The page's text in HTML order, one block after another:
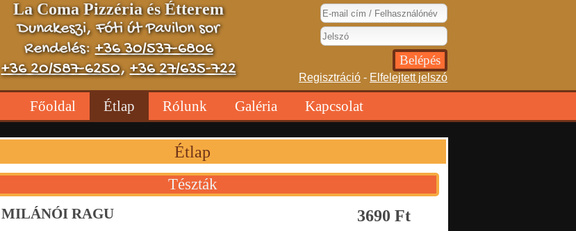
La Coma Pizzéria és Étterem
Dunakeszi, Fóti út Pavilon sor
Rendelés:+36 30/537-6806
+36 20/587-6250,+36 27/635-722 Regisztráció - Elfelejtett jelszó
Főoldal Étlap Rólunk Galéria Kapcsolat
Étlap
Tészták
MILÁNÓI RAGU 3690 Ft